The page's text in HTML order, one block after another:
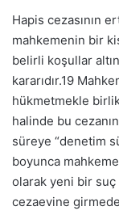
Hapis cezasının
mahkemenin bir
belirli koşullar
kararıdır.19
hükmetmekle
halinde bu
süreye “denetim
boyunca
olarak yeni bir
cezaevine